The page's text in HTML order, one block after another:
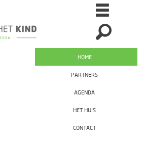
HOME
PARTNERS
AGENDA
HET HUIS
CONTACT